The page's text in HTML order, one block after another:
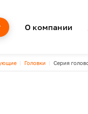
Основная
О компании
Головки Серия